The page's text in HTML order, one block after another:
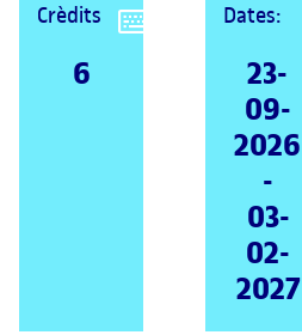
Crèdits
6
Dates:
23-
09-
2026
-
03-
02-
2027